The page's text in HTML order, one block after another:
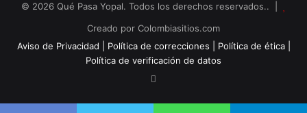
© 2026 Qué Pasa Yopal. Todos los derechos reservados.. |
Creado por Colombiasitios.com
Aviso de Privacidad |
Política de correcciones | Política de ética |
Política de verificación de datos